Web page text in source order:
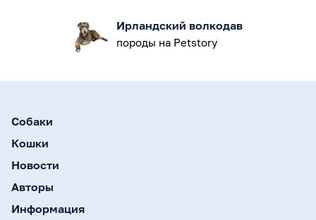
Ирландский волкодав
породы на Petstory
Собаки
Кошки
Новости
Авторы
Информация